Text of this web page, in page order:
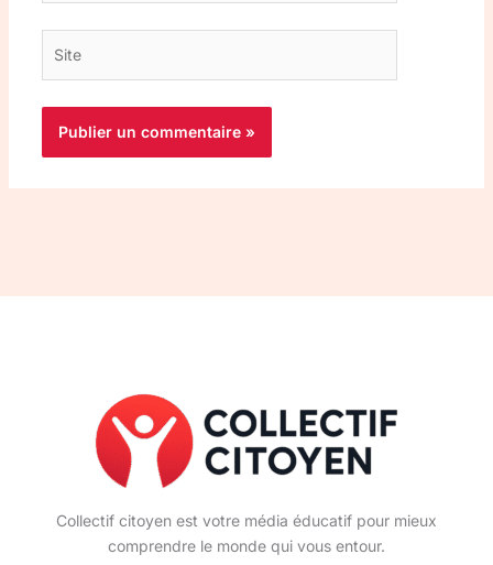
Collectif citoyen est votre média éducatif pour mieux
comprendre le monde qui vous entour.